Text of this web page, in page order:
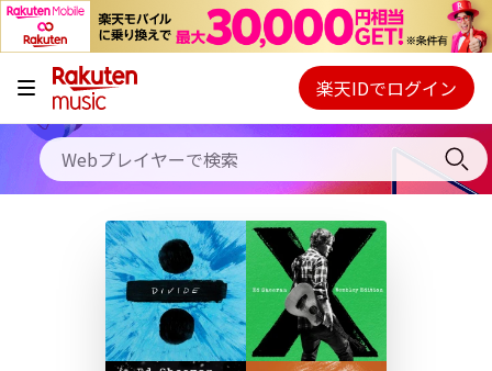
キャンペーン
料金プラン
使い方
初回30日間無料お試し
Webプレイヤー
ご契約内容の確認・変更
楽天IDでログイン